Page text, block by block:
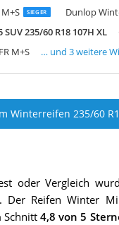
SIEGER Dunlop
235/60 R18 107H XL
M+S
Nokian
… und 3weitere
Winterreifen 235/60
oder Vergleich
Der Reifen Winter
Schnitt4,8 von 5